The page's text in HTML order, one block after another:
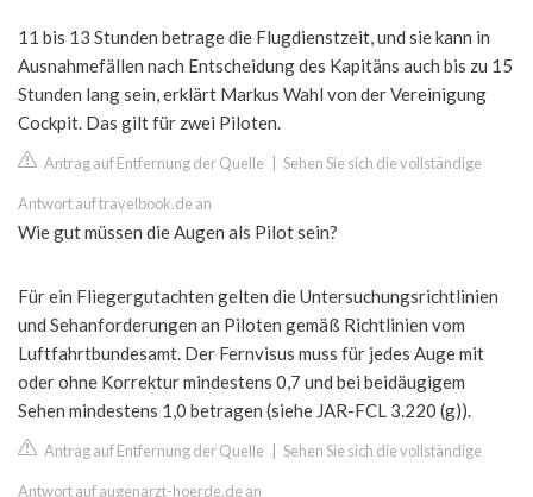
11 bis 13 Stunden betrage die Flugdienstzeit, und sie kann in
Ausnahmefällen nach Entscheidung des Kapitäns auch bis zu 15
Stunden lang sein, erklärt Markus Wahl von der Vereinigung
Cockpit. Das gilt für zwei Piloten.
Antrag auf Entfernung der Quelle Sehen Sie sich die vollständige
Antwort auf travelbook.de an
Wie gut müssen die Augen als Pilot sein?
Für ein Fliegergutachten gelten die Untersuchungsrichtlinien
und Sehanforderungen an Piloten gemäß Richtlinien vom
Luftfahrtbundesamt. Der Fernvisus muss für jedes Auge mit
oder ohne Korrektur mindestens 0,7 und bei beidäugigem
Sehen mindestens 1,0 betragen (siehe JAR-FCL 3.220 (g)).
Antrag auf Entfernung der Quelle Sehen Sie sich die vollständige
Antwort auf augenarzt-hoerde.de an